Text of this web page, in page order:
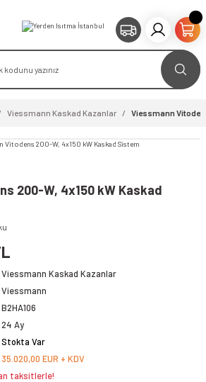
Viessmann Kaskad Kazanlar Viessmann
200-W, 4x150 kW Kaskad
Viessmann Kaskad Kazanlar
Viessmann
B2HA106
24 Ay
Stokta Var
35.020,00 EUR + KDV
taksitlerle!